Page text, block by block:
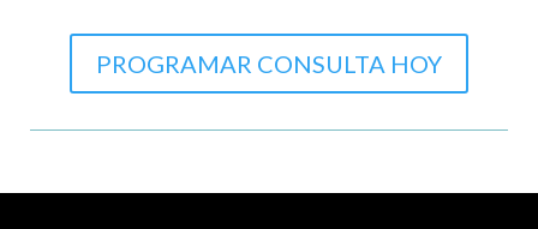
PROGRAMAR CONSULTA HOY